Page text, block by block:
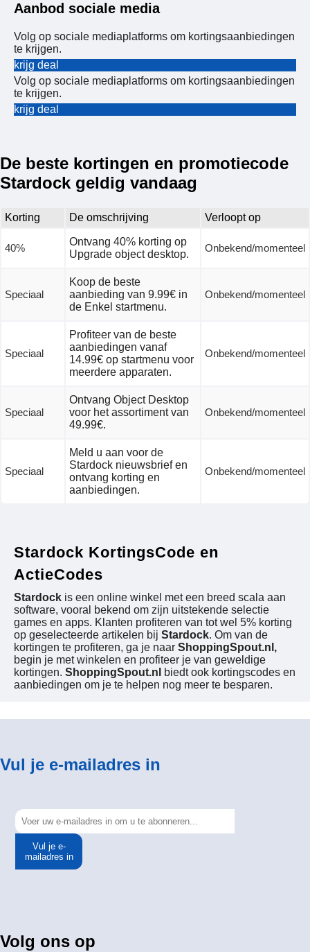
Aanbod sociale media
Volg op sociale mediaplatforms om kortingsaanbiedingen
te krijgen.
krijg deal
Volg op sociale mediaplatforms om kortingsaanbiedingen
te krijgen.
krijg deal
De beste kortingen en promotiecode
Stardock geldig vandaag
Korting De omschrijving Verloopt op
40%
Ontvang 40% korting op
Upgrade object desktop.
Onbekend/momenteel
Speciaal
Koop de beste
aanbieding van 9.99€ in
de Enkel startmenu.
Onbekend/momenteel
Speciaal
Profiteer van de beste
aanbiedingen vanaf
14.99€ op startmenu voor
meerdere apparaten.
Onbekend/momenteel
Speciaal
Ontvang Object Desktop
voor het assortiment van
49.99€.
Onbekend/momenteel
Speciaal
Meld u aan voor de
Stardock nieuwsbrief en
ontvang korting en
aanbiedingen.
Onbekend/momenteel
Stardock KortingsCode en
ActieCodes
Stardock is een online winkel met een breed scala aan
software, vooral bekend om zijn uitstekende selectie
games en apps. Klanten profiteren van tot wel 5% korting
op geselecteerde artikelen bij Stardock. Om van de
kortingen te profiteren, ga je naar ShoppingSpout.nl,
begin je met winkelen en profiteer je van geweldige
kortingen. ShoppingSpout.nl
biedt ook kortingscodes en
aanbiedingen om je te helpen nog meer te besparen.
Vul je e-mailadres in
Vul je e-
mailadres in
Volg ons op